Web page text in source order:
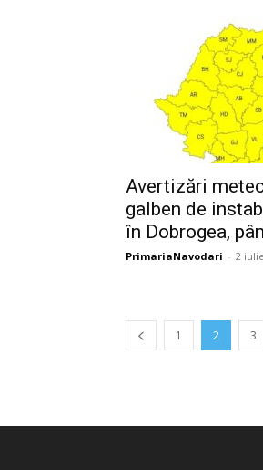
Avertizări
galben de
în Dobrogea,
PrimariaNavodari - 2
1 2 3